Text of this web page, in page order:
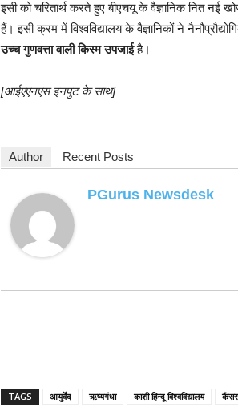
इसी को चरितार्थ करते हुए बीएचयू के वैज्ञानिक नित
हैं। इसी क्रम में विश्वविद्यालय के वैज्ञानिकों ने
उच्च गुणवत्ता वाली किस्म उपजाईहै।
[आईएएनएस इनपुट के साथ]
Author Recent Posts
PGurus Newsdesk
TAGS आयुर्वेद ऋष्यगंधा काशी हिन्दू विश्वविद्यालय कैंसर